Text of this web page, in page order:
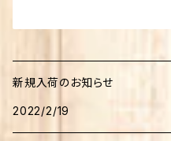
新規入荷のお知らせ
2022/2/19